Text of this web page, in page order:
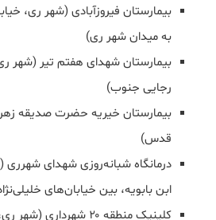
بیمارستان فیروزآبادی (شهر ری،
به میدان شهر ری)
بیمارستان شهدای هفتم تیر (شهر
رجایی جنوب)
بیمارستان خیریه حضرت صدیقه
قدس)
درمانگاه شبانه‌روزی شهدای شهرری
ابن بابویه، بین خیابان‌های
کلینیک منطقه ۲۰